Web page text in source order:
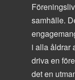
samhälle.
i alla åldrar
driva en
det en